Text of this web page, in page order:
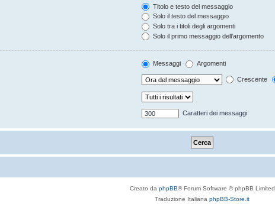
Titolo e testo del messaggio
Solo il testo del messaggio
Solo tra i titoli degli argomenti
Solo il primo messaggio dell’argomento
Messaggi Argomenti
Crescente
Caratteri dei messaggi
Creato da phpBB® Forum Software © phpBB Limited
Traduzione Italiana phpBB-Store.it